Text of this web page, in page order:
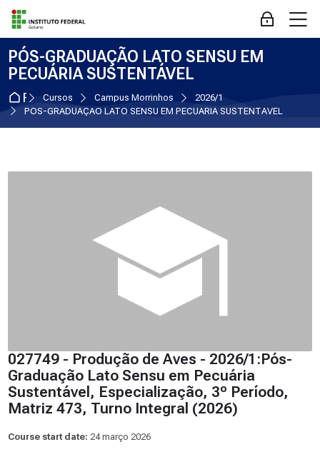
Skip to navigation
Skip to login form
Ir para o conteúdo principal
Skip to accessibility options
Skip to footer
Skip accessibility options
Acessar
PÓS-GRADUAÇÃO LATO SENSU EM
PECUÁRIA SUSTENTÁVEL
Página inicial
Cursos Campus Morrinhos
2026/1
PÓS-GRADUAÇÃO LATO SENSU EM PECUÁRIA SUSTENTÁVEL
027749 - Produção de Aves - 2026/1:Pós-
Graduação Lato Sensu em Pecuária
Sustentável, Especialização, 3º Período,
Matriz 473, Turno Integral (2026)
Course start date: 24 março 2026